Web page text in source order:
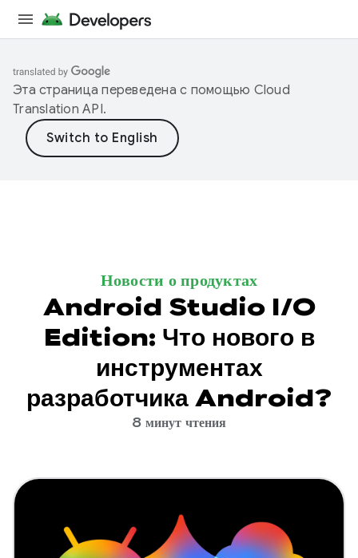
Эта страница переведена с помощью Cloud
Translation API.
Новости о продуктах
Android Studio I/O
Edition: Что нового в
инструментах
разработчика Android?
8 минут чтения